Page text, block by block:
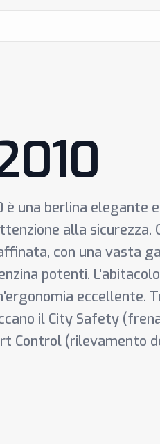
è una berlina elegante
alla sicurezza.
con una vasta
potenti.
eccellente.
il City Safety
Control (rilevamento